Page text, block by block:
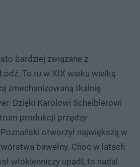
bardziej związane z
To tu w XIX wieku wielką
zmechanizowaną tkalnię
Dzięki Karolowi Scheiblerowi
produkcji przędzy
otworzył największą w
bawełny. Choć w latach
włókienniczy upadł, to nadal